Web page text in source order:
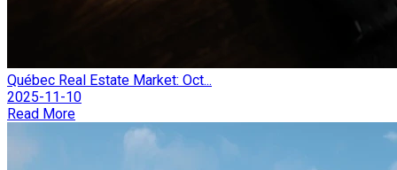
Québec Real Estate Market: Oct...
2025-11-10
Read More